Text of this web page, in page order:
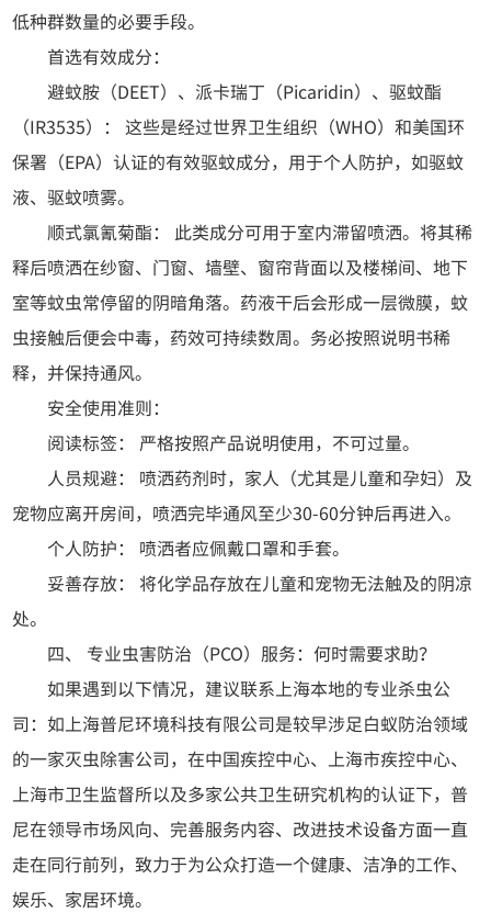
低种群数量的必要手段。
首选有效成分：
避蚊胺（DEET）、派卡瑞丁（Picaridin）、驱蚊酯
（IR3535）： 这些是经过世界卫生组织（WHO）和美国环
保署（EPA）认证的有效驱蚊成分，用于个人防护，如驱蚊
液、驱蚊喷雾。
顺式氯氰菊酯： 此类成分可用于室内滞留喷洒。将其稀
释后喷洒在纱窗、门窗、墙壁、窗帘背面以及楼梯间、地下
室等蚊虫常停留的阴暗角落。药液干后会形成一层微膜，蚊
虫接触后便会中毒，药效可持续数周。务必按照说明书稀
释，并保持通风。
安全使用准则：
阅读标签： 严格按照产品说明使用，不可过量。
人员规避： 喷洒药剂时，家人（尤其是儿童和孕妇）及
宠物应离开房间，喷洒完毕通风至少30-60分钟后再进入。
个人防护： 喷洒者应佩戴口罩和手套。
妥善存放： 将化学品存放在儿童和宠物无法触及的阴凉
处。
四、 专业虫害防治（PCO）服务：何时需要求助？
如果遇到以下情况，建议联系上海本地的专业杀虫公
司：如上海普尼环境科技有限公司是较早涉足白蚁防治领域
的一家灭虫除害公司，在中国疾控中心、上海市疾控中心、
上海市卫生监督所以及多家公共卫生研究机构的认证下，普
尼在领导市场风向、完善服务内容、改进技术设备方面一直
走在同行前列，致力于为公众打造一个健康、洁净的工作、
娱乐、家居环境。